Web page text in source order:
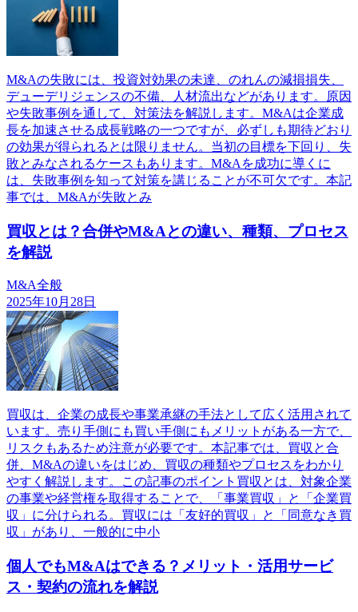
M&Aの失敗には、投資対効果の未達、のれんの減損損失、
デューデリジェンスの不備、人材流出などがあります。原因
や失敗事例を通して、対策法を解説します。M&Aは企業成
長を加速させる成長戦略の一つですが、必ずしも期待どおり
の効果が得られるとは限りません。当初の目標を下回り、失
敗とみなされるケースもあります。M&Aを成功に導くに
は、失敗事例を知って対策を講じることが不可欠です。本記
事では、M&Aが失敗とみ
買収とは？合併やM&Aとの違い、種類、プロセス
を解説
M&A全般
2025年10月28日
買収は、企業の成長や事業承継の手法として広く活用されて
います。売り手側にも買い手側にもメリットがある一方で、
リスクもあるため注意が必要です。本記事では、買収と合
併、M&Aの違いをはじめ、買収の種類やプロセスをわかり
やすく解説します。この記事のポイント買収とは、対象企業
の事業や経営権を取得することで、「事業買収」と「企業買
収」に分けられる。買収には「友好的買収」と「同意なき買
収」があり、一般的に中小
個人でもM&Aはできる？メリット・活用サービ
ス・契約の流れを解説